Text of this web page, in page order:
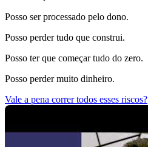
Posso ser processado pelo dono.
Posso perder tudo que construi.
Posso ter que começar tudo do zero.
Posso perder muito dinheiro.
Vale a pena correr todos esses riscos?